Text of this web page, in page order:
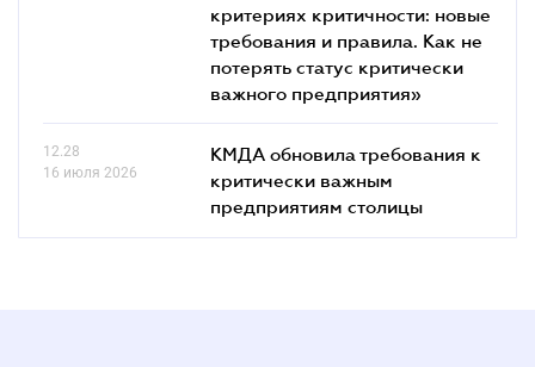
критериях критичности: новые
требования и правила. Как не
потерять статус критически
важного предприятия»
12.28
16 июля 2026
КМДА обновила требования к
критически важным
предприятиям столицы